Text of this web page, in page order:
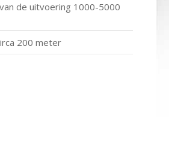
de uitvoering 1000-5000
200 meter